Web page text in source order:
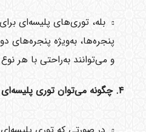
بله، توری‌های پلیسه‌ای
پنجره‌ها، به‌ویژه پنجره‌های
و می‌توانند به‌راحتی با هر
۴. چگونه می‌توان توری پلیسه‌ای را تعمیر کرد؟